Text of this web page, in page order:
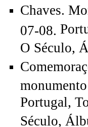
Chaves.
07-08.
O Século,
Portugal,
Século,